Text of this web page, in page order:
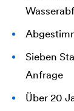
Sieben
Anfrage
Über 20